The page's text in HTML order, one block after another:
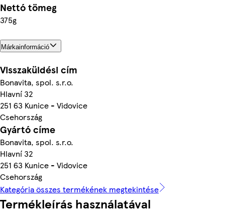
Nettó tömeg
375g
Márkainformáció
Visszaküldési cím
Bonavita, spol. s.r.o.
Hlavní 32
251 63 Kunice - Vidovice
Csehország
Gyártó címe
Bonavita, spol. s.r.o.
Hlavní 32
251 63 Kunice - Vidovice
Csehország
Kategória összes termékének megtekintése
Termékleírás használatával